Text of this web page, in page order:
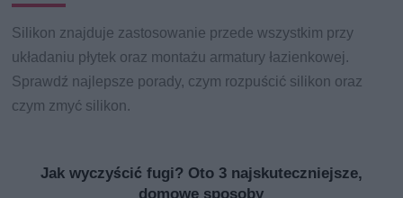
Silikon znajduje zastosowanie przede wszystkim przy
układaniu płytek oraz montażu armatury łazienkowej.
Sprawdź najlepsze porady, czym rozpuścić silikon oraz
czym zmyć silikon.
Jak wyczyścić fugi? Oto 3 najskuteczniejsze,
domowe sposoby